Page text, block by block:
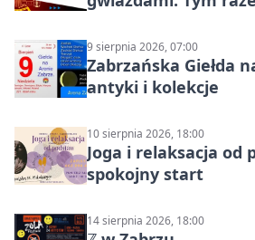
9 sierpnia 2026, 07:00
Zabrzańska Giełda
antyki i kolekcje
10 sierpnia 2026, 18:00
Joga i relaksacja od
spokojny start
14 sierpnia 2026, 18:00